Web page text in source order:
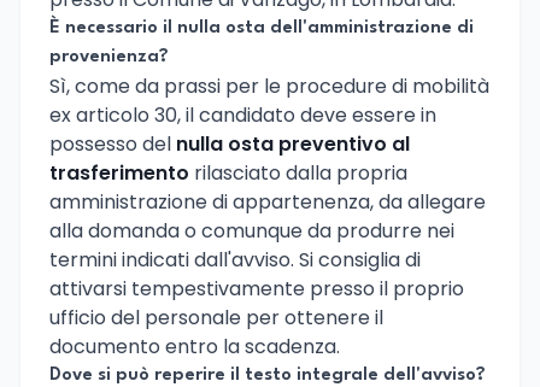
È necessario il nulla osta dell'amministrazione di
provenienza?
Sì, come da prassi per le procedure di mobilità
ex articolo 30, il candidato deve essere in
possesso del nulla osta preventivo al
trasferimento rilasciato dalla propria
amministrazione di appartenenza, da allegare
alla domanda o comunque da produrre nei
termini indicati dall'avviso. Si consiglia di
attivarsi tempestivamente presso il proprio
ufficio del personale per ottenere il
documento entro la scadenza.
Dove si può reperire il testo integrale dell'avviso?